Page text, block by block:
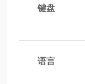
键盘
语言